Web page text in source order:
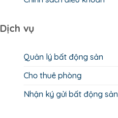
Dịch vụ
Quản lý bất động sản
Cho thuê phòng
Nhận ký gửi bất động sản